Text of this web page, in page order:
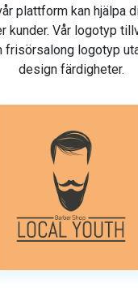
plattform kan hjälpa
kunder. Vår logotyp
frisörsalong logotyp
design färdigheter.